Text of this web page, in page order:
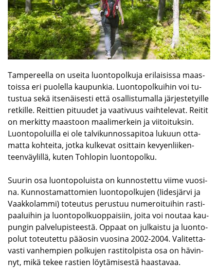
Tam­pe­reel­la on usei­ta luon­to­pol­ku­ja eri­lai­sis­sa maas­
tois­sa eri puo­lel­la kau­pun­kia. Luon­to­pol­kui­hin voi tu­
tus­tua sekä it­se­näi­ses­ti että osal­lis­tu­mal­la jär­jes­te­tyil­le
ret­kil­le. Reit­tien pi­tuu­det ja vaa­ti­vuus vaih­te­le­vat. Rei­tit
on mer­kit­ty maas­toon maa­li­mer­kein ja vii­toi­tuk­sin.
Luon­to­po­luil­la ei ole tal­vi­kun­nos­sa­pi­toa lu­kuun ot­ta­
mat­ta koh­tei­ta, jotka kul­ke­vat osit­tain ke­vyen­lii­ken­
teen­väy­lil­lä, kuten Toh­lo­pin luon­to­pol­ku.
Suu­rin osa luon­to­po­luis­ta on kun­nos­tet­tu viime vuo­si­
na. Kun­nos­ta­mat­to­mien luon­to­pol­ku­jen (Ii­des­jär­vi ja
Vaak­ko­lam­mi) to­teu­tus pe­rus­tuu nu­me­roi­tui­hin ras­ti­
paa­lui­hin ja luon­to­pol­kuop­pai­siin, joita voi nou­taa kau­
pun­gin pal­ve­lu­pis­tees­tä. Op­paat on jul­kais­tu ja luon­to­
po­lut to­teu­tet­tu pää­osin vuo­si­na 2002-2004. Va­li­tet­ta­
vas­ti van­hem­pien pol­ku­jen ras­ti­tol­pis­ta osa on hä­vin­
nyt, mikä tekee ras­tien löy­tä­mi­ses­tä haas­ta­vaa.